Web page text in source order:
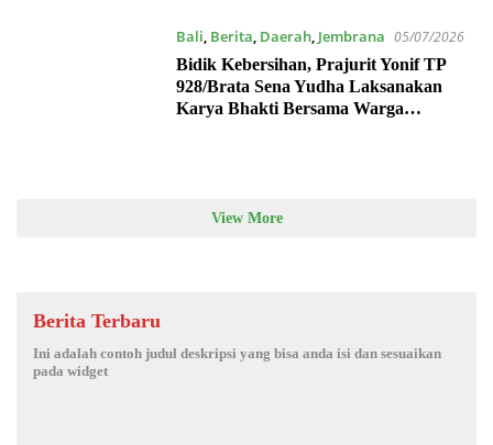
Bali, Berita, Daerah, Jembrana 05/07/2026
Bidik Kebersihan, Prajurit Yonif TP
928/Brata Sena Yudha Laksanakan
Karya Bhakti Bersama Warga
View More
Berita Terbaru
Ini adalah contoh judul deskripsi yang bisa anda isi dan sesuaikan
pada widget